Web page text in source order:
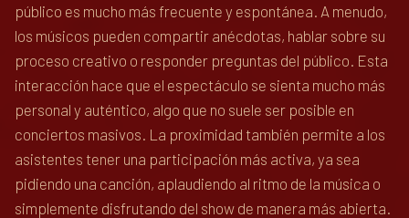
público es mucho más frecuente y espontánea. A menudo,
los músicos pueden compartir anécdotas, hablar sobre su
proceso creativo o responder preguntas del público. Esta
interacción hace que el espectáculo se sienta mucho más
personal y auténtico, algo que no suele ser posible en
conciertos masivos. La proximidad también permite a los
asistentes tener una participación más activa, ya sea
pidiendo una canción, aplaudiendo al ritmo de la música o
simplemente disfrutando del show de manera más abierta.